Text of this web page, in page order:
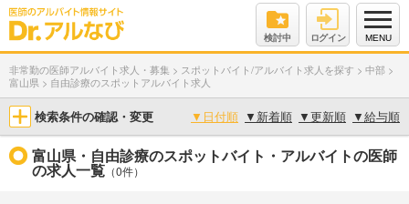
検討中 ログイン MENU
非常勤の医師アルバイト求人・募集 > スポットバイト/アルバイト求人を探す > 中部 >
富山県 > 自由診療のスポットアルバイト求人
検索条件の確認・変更 ▼ 日付順 ▼ 新着順 ▼更新順 ▼給与順
富山県・自由診療のスポットバイト・アルバイトの医師
の求人一覧 （0件）